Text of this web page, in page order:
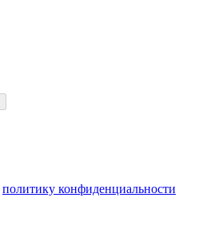
политику конфиденциальности